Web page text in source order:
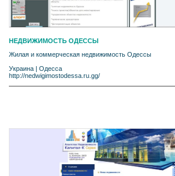
НЕДВИЖИМОСТЬ ОДЕССЫ
Жилая и коммерческая недвижимость Одессы
Украина
Одесса
http://nedwigimostodessa.ru.gg/